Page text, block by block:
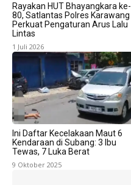
Rayakan HUT Bhayangkara ke-
80, Satlantas Polres Karawang
Perkuat Pengaturan Arus Lalu
Lintas
1 Juli 2026
Ini Daftar Kecelakaan Maut 6
Kendaraan di Subang: 3 Ibu
Tewas, 7 Luka Berat
9 Oktober 2025